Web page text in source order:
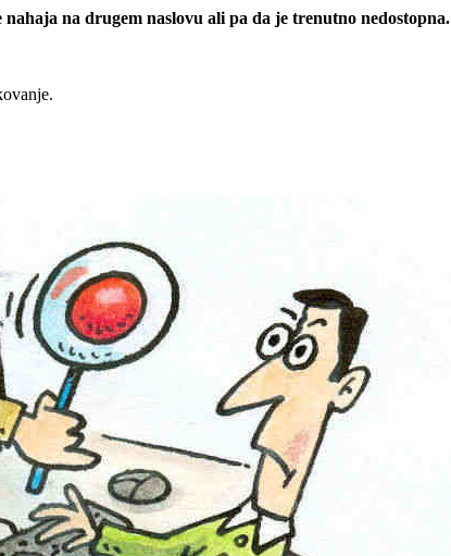
na drugem naslovu ali pa da je trenutno nedostopna.